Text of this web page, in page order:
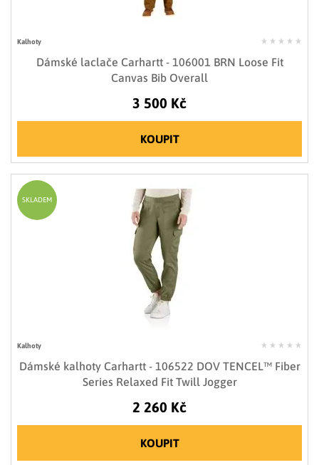
Kalhoty
Dámské laclače Carhartt - 106001 BRN Loose Fit
Canvas Bib Overall
3 500 Kč
KOUPIT
Kalhoty
Dámské kalhoty Carhartt - 106522 DOV TENCEL™ Fiber
Series Relaxed Fit Twill Jogger
2 260 Kč
KOUPIT
SKLADEM